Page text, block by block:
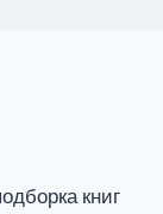
книг